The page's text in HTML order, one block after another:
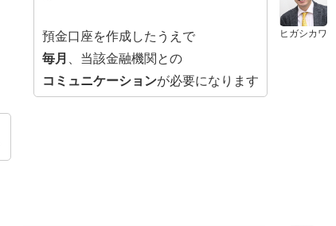
ヒガシカワ
預金口座を作成したうえで
毎月
、当該金融機関との
コミュニケーションが必要になります